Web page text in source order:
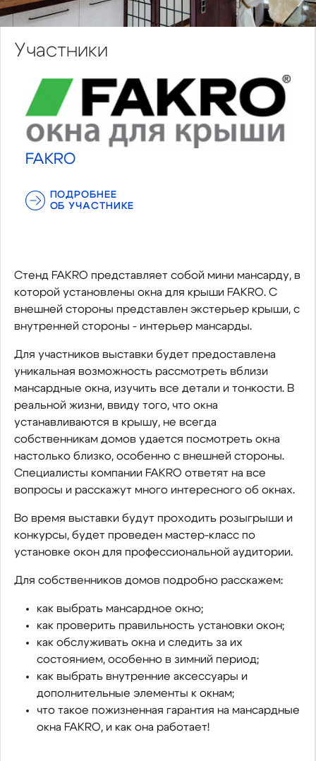
Участники
FAKRO
ПОДРОБНЕЕ
ОБ УЧАСТНИКЕ
Cтенд FAKRO представляет собой мини мансарду, в
которой установлены окна для крыши FAKRO. C
внешней стороны представлен экстерьер крыши, с
внутренней стороны - интерьер мансарды.
Для участников выставки будет предоставлена
уникальная возможность рассмотреть вблизи
мансардные окна, изучить все детали и тонкости. В
реальной жизни, ввиду того, что окна
устанавливаются в крышу, не всегда
собственникам домов удается посмотреть окна
настолько близко, особенно с внешней стороны.
Специалисты компании FAKRO ответят на все
вопросы и расскажут много интересного об окнах.
Во время выставки будут проходить розыгрыши и
конкурсы, будет проведен мастер-класс по
установке окон для профессиональной аудитории.
Для собственников домов подробно расскажем:
как выбрать мансардное окно;
как проверить правильность установки окон;
как обслуживать окна и следить за их
состоянием, особенно в зимний период;
как выбрать внутренние аксессуары и
дополнительные элементы к окнам;
что такое пожизненная гарантия на мансардные
окна FAKRO, и как она работает!